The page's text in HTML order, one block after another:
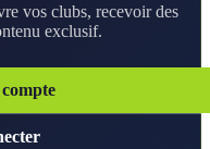
vos clubs, recevoir des
exclusif.